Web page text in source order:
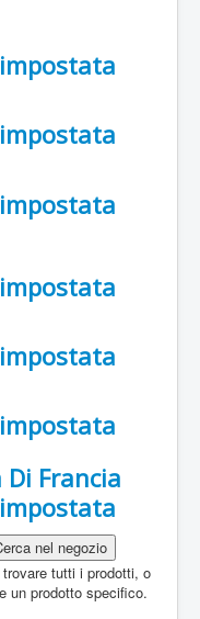
Francia
tutti i prodotti, o
un prodotto specifico.